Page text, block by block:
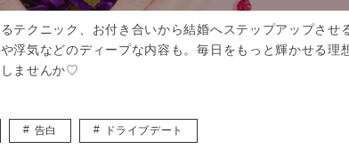
テクニック、お付き合いから結婚へステップアップさせ
浮気などのディープな内容も。毎日をもっと輝かせる理
ませんか♡
告白 ドライブデート